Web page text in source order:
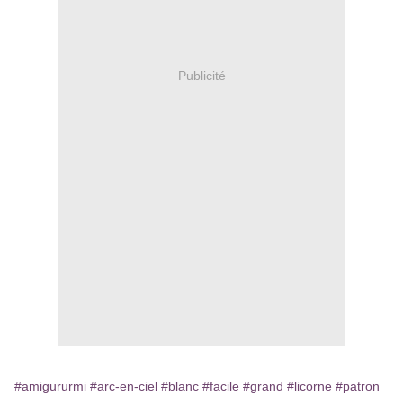
Publicité
#amigururmi #arc-en-ciel #blanc #facile #grand #licorne #patron